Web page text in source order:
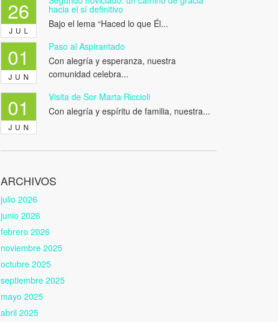
26
JUL
hacia el sí definitivo
Bajo el lema “Haced lo que Él...
01
JUN
Paso al Aspirantado
Con alegría y esperanza, nuestra
comunidad celebra...
01
JUN
Visita de Sor Marta Riccioli
Con alegría y espíritu de familia, nuestra...
ARCHIVOS
julio 2026
junio 2026
febrero 2026
noviembre 2025
octubre 2025
septiembre 2025
mayo 2025
abril 2025